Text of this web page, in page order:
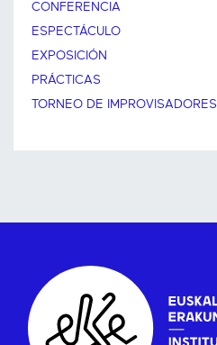
CONFERENCIA
ESPECTÁCULO
EXPOSICIÓN
PRÁCTICAS
TORNEO DE IMPROVISADORES